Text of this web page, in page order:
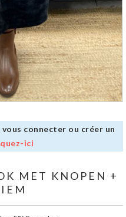
connecter ou créer un
ici
MET KNOPEN +